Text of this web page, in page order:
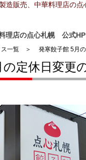
理店の点心札幌 公式HP
ス一覧 ＞ 発寒餃子館 5月
定休日変更